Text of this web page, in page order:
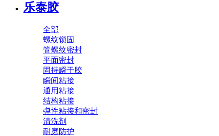
乐泰胶
全部
螺纹锁固
管螺纹密封
平面密封
固持瞬干胶
瞬间粘接
通用粘接
结构粘接
弹性粘接和密封
清洗剂
耐磨防护